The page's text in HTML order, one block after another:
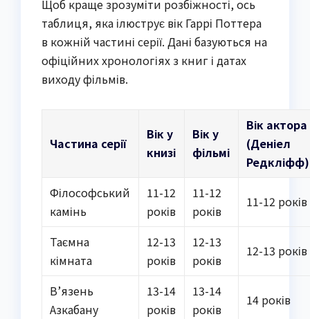
Щоб краще зрозуміти розбіжності, ось
таблиця, яка ілюструє вік Гаррі Поттера
в кожній частині серії. Дані базуються на
офіційних хронологіях з книг і датах
виходу фільмів.
Частина серії
Вік у
книзі
Вік у
фільмі
Вік актора
(Деніел
Редкліфф)
Філософський
камінь
11-12
років
11-12
років
11-12 років
Таємна
кімната
12-13
років
12-13
років
12-13 років
В’язень
Азкабану
13-14
років
13-14
років
14 років